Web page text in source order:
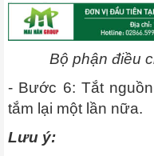
Bộ phận điều
- Bước 6: Tắt
tắm lại một lần nữa.
Lưu ý: